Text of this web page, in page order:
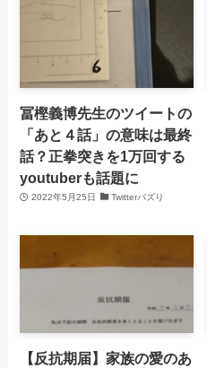
冨樫義博先生のツイートの
「あと４話」の意味は最終
話？正拳突きを1万回する
youtuberも話題に
2022年5月25日 Twitterバズり
【反抗期届】家族の愛のあ